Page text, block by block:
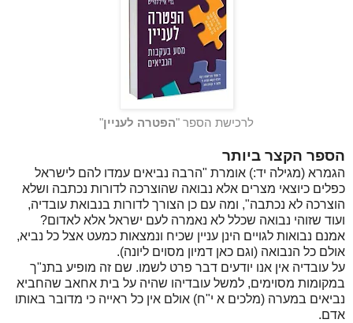
לרכישת הספר "הפטרה לעניין"
הספר הקצר ביותר
הגמרא (מגילה יד:) אומרת "הרבה נביאים עמדו להם לישראל
כפלים כיוצאי מצרים אלא נבואה שהוצרכה לדורות נכתבה ושלא
הוצרכה לא נכתבה", ומה עם כן הצורך לדורות בנבואת עובדיה,
ועוד שזוהי נבואה שכלל לא נאמרה לעם ישראל אלא לאדום?
אמנם נבואות לגויים הינן עניין שכיח ונמצאות כמעט אצל כל נביא,
אולם כל הנבואה (וגם כאן דמיון מסוים ליונה).
על עובדיה אין אנו יודעים דבר פרט לשמו. שם זה מופיע בתנ"ך
במקומות מסוימים, למשל עובדיהו שהיה על בית אחאב שהחביא
נביאים במערה (מלכים א י"ח) אולם אין כל ראייה כי מדובר באותו
אדם.